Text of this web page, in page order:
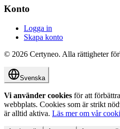
Konto
Logga in
Skapa konto
© 2026 Certyneo. Alla rättigheter
Svenska
Vi använder cookies för att
webbplats. Cookies som är strikt
är alltid aktiva. Läs mer om vår